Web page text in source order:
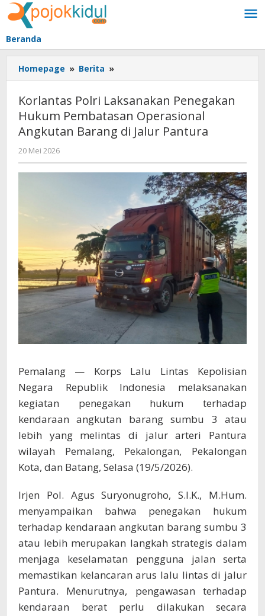
Lewati
ke
konten
Beranda
Homepage » Berita »
Polri
Penegakan
Hukum
Pembatasan
Operasional
Barang
Jalur
Pantura
Korlantas Polri Laksanakan Penegakan
Hukum Pembatasan Operasional
Angkutan Barang di Jalur Pantura
20 Mei 2026
BangAdmin
Pemalang — Korps Lalu Lintas Kepolisian
Negara Republik Indonesia melaksanakan
kegiatan penegakan hukum terhadap
kendaraan angkutan barang sumbu 3 atau
lebih yang melintas di jalur arteri Pantura
wilayah Pemalang, Pekalongan, Pekalongan
Kota, dan Batang, Selasa (19/5/2026).
Irjen Pol. Agus Suryonugroho, S.I.K., M.Hum.
menyampaikan bahwa penegakan hukum
terhadap kendaraan angkutan barang sumbu 3
atau lebih merupakan langkah strategis dalam
menjaga keselamatan pengguna jalan serta
memastikan kelancaran arus lalu lintas di jalur
Pantura. Menurutnya, pengawasan terhadap
kendaraan berat perlu dilakukan secara